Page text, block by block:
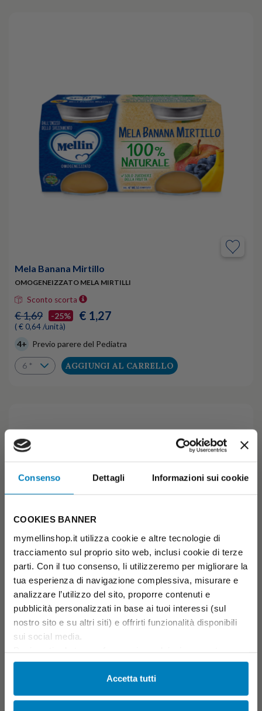
Consenso Dettagli Informazioni sui cookie
COOKIES BANNER
mymellinshop.it utilizza cookie e altre tecnologie di
tracciamento sul proprio sito web, inclusi cookie di terze
parti. Con il tuo consenso, li utilizzeremo per migliorare la
tua esperienza di navigazione complessiva, misurare e
analizzare l’utilizzo del sito, proporre contenuti e
pubblicità personalizzati in base ai tuoi interessi (sul
nostro sito e su altri siti) e offrirti funzionalità disponibili
sui social media.
cliccando su Impostazioni dei cookie. Ulteriori
informazioni sono disponibili nellaCookie Policy
nella
Accetta tutti
Mela Banana Mirtillo
OMOGENEIZZATO MELA MIRTILLI
Sconto scorta
€ 1,69 -25% € 1,27
( € 0,64 /unità)
4+ Previo parere del Pediatra
AGGIUNGI AL CARRELLO
Banana
OMOGENEIZZATO BANANA